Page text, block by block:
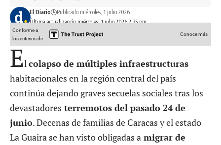
Última actualización miércoles, 1 julio 2026 2:35 pm
El Diario Publicado miércoles, 1 julio 2026
Conforme a
los criterios de
Conoce más
Elcolapso de múltiples infraestructuras
habitacionales en la región central del país
continúa dejando graves secuelas sociales tras los
devastadores terremotos del pasado 24 de
junio. Decenas de familias de Caracas y el estado
La Guaira se han visto obligadas a migrar de